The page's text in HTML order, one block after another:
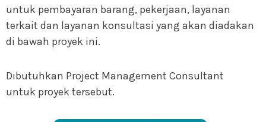
untuk pembayaran barang, pekerjaan, layanan
terkait dan layanan konsultasi yang akan diadakan
di bawah proyek ini.
Dibutuhkan Project Management Consultant
untuk proyek tersebut.